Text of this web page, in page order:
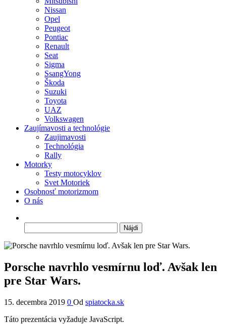
Nissan
Opel
Peugeot
Pontiac
Renault
Seat
Sigma
SsangYong
Škoda
Suzuki
Toyota
UAZ
Volkswagen
Zaujímavosti a technológie
Zaujimavosti
Technológia
Rally
Motorky
Testy motocyklov
Svet Motoriek
Osobnosť motorizmom
O nás
Porsche navrhlo vesmírnu loď. Avšak len
pre Star Wars.
15. decembra 2019 0 Od spiatocka.sk
Táto prezentácia vyžaduje JavaScript.